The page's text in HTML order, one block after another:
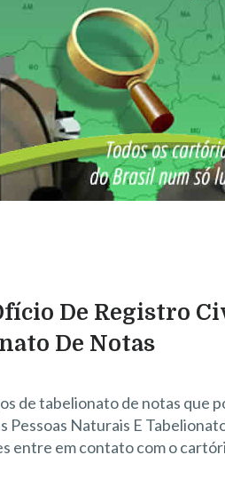
De Registro
De Notas
de tabelionato de notas que
Naturais E
entre em contato com o